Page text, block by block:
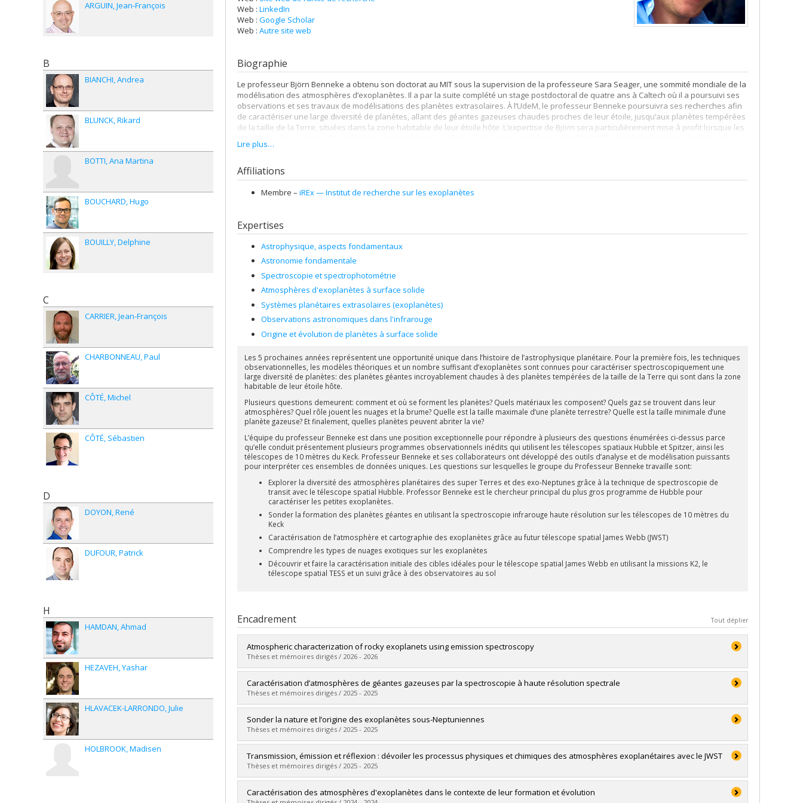
Web : LinkedIn
Web : Google Scholar
Web : Autre site web
Biographie
Le professeur Björn Benneke a obtenu son doctorat au MIT sous la supervision de la professeure Sara Seager, une sommité mondiale de la
modélisation des atmosphères d’exoplanètes. Il a par la suite complété un stage postdoctoral de quatre ans à Caltech où il a poursuivi ses
observations et ses travaux de modélisations des planètes extrasolaires. À l’UdeM, le professeur Benneke poursuivra ses recherches afin
de caractériser une large diversité de planètes, allant des géantes gazeuses chaudes proches de leur étoile, jusqu’aux planètes tempérées
de la taille de la Terre, situées dans la zone habitable de leur étoile hôte. L’expertise de Björn sera particulièrement mise à profit lorsque les
octobre 2018.
Lire plus…
Affiliations
Membre – iREx — Institut de recherche sur les exoplanètes
Expertises
Astrophysique, aspects fondamentaux
Astronomie fondamentale
Spectroscopie et spectrophotométrie
Atmosphères d'exoplanètes à surface solide
Systèmes planétaires extrasolaires (exoplanètes)
Observations astronomiques dans l'infrarouge
Origine et évolution de planètes à surface solide
Les 5 prochaines années représentent une opportunité unique dans l’histoire de l’astrophysique planétaire. Pour la première fois, les techniques
observationnelles, les modèles théoriques et un nombre suffisant d’exoplanètes sont connues pour caractériser spectroscopiquement une
large diversité de planètes: des planètes géantes incroyablement chaudes à des planètes tempérées de la taille de la Terre qui sont dans la zone
habitable de leur étoile hôte.
Plusieurs questions demeurent: comment et où se forment les planètes? Quels matériaux les composent? Quels gaz se trouvent dans leur
atmosphères? Quel rôle jouent les nuages et la brume? Quelle est la taille maximale d’une planète terrestre? Quelle est la taille minimale d’une
planète gazeuse? Et finalement, quelles planètes peuvent abriter la vie?
L’équipe du professeur Benneke est dans une position exceptionnelle pour répondre à plusieurs des questions énumérées ci-dessus parce
qu’elle conduit présentement plusieurs programmes observationnels inédits qui utilisent les télescopes spatiaux Hubble et Spitzer, ainsi les
télescopes de 10 mètres du Keck. Professeur Benneke et ses collaborateurs ont développé des outils d’analyse et de modélisation puissants
pour interpréter ces ensembles de données uniques. Les questions sur lesquelles le groupe du Professeur Benneke travaille sont:
Explorer la diversité des atmosphères planétaires des super Terres et des exo-Neptunes grâce à la technique de spectroscopie de
transit avec le télescope spatial Hubble. Professor Benneke est le chercheur principal du plus gros programme de Hubble pour
caractériser les petites exoplanètes.
Sonder la formation des planètes géantes en utilisant la spectroscopie infrarouge haute résolution sur les télescopes de 10 mètres du
Keck
Caractérisation de l’atmosphère et cartographie des exoplanètes grâce au futur télescope spatial James Webb (JWST)
Comprendre les types de nuages exotiques sur les exoplanètes
Découvrir et faire la caractérisation initiale des cibles idéales pour le télescope spatial James Webb en utilisant la missions K2, le
télescope spatial TESS et un suivi grâce à des observatoires au sol
Encadrement Tout déplier
Atmospheric characterization of rocky exoplanets using emission spectroscopy
Thèses et mémoires dirigés / 2026 - 2026
Diplômé(e) :Monaghan, Christopher
Cycle : Maîtrise
Diplôme obtenu :M. Sc.
Lien vers le document dans Papyrus
Caractérisation d’atmosphères de géantes gazeuses par la spectroscopie à haute résolution spectrale
Thèses et mémoires dirigés / 2025 - 2025
Diplômé(e) :Bazinet, Luc
Cycle : Maîtrise
Diplôme obtenu :M. Sc.
Lien vers le document dans Papyrus
Sonder la nature et l’origine des exoplanètes sous-Neptuniennes
Thèses et mémoires dirigés / 2025 - 2025
Diplômé(e) :Roy, Pierre-Alexis
Cycle : Doctorat
Diplôme obtenu :Ph. D.
Lien vers le document dans Papyrus
Transmission, émission et réflexion : dévoiler les processus physiques et chimiques des atmosphères exoplanétaires avec le JWST
Thèses et mémoires dirigés / 2025 - 2025
Diplômé(e) :Coulombe, Louis-Philippe
Caractérisation des atmosphères d'exoplanètes dans le contexte de leur formation et évolution
ARGUIN Jean-François
B
BIANCHI Andrea
BLUNCK Rikard
BOTTI Ana Martina
BOUCHARD Hugo
BOUILLY Delphine
C
CARRIER Jean-François
CHARBONNEAU Paul
CÔTÉ Michel
CÔTÉ Sébastien
D
DOYON René
DUFOUR Patrick
H
HAMDAN Ahmad
HEZAVEH Yashar
HLAVACEK-LARRONDO Julie
HOLBROOK Madisen